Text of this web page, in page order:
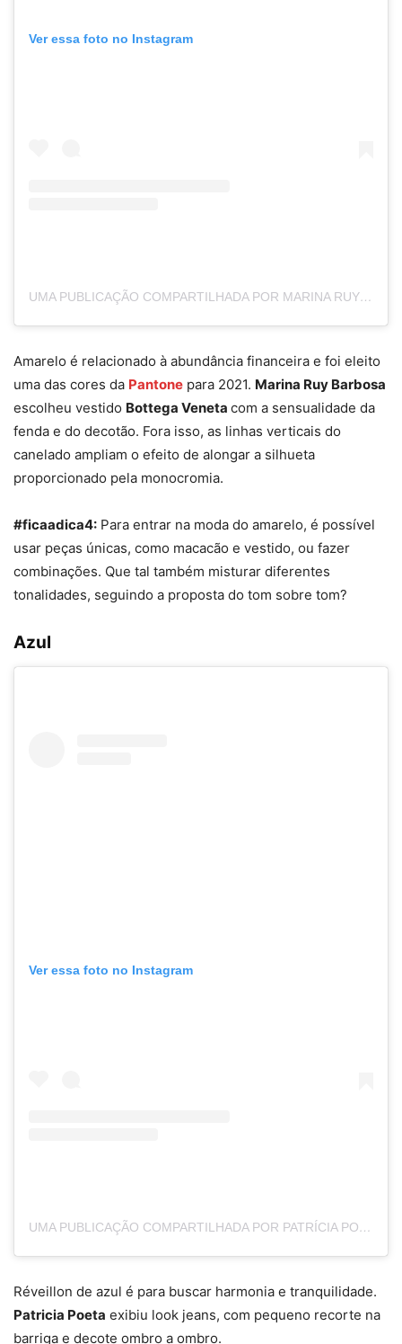
Ver essa foto no Instagram
UMA PUBLICAÇÃO COMPARTILHADA POR MARINA RUY BARBOSA (@MARINARUYBARBOSA)
Amarelo é relacionado à abundância financeira e foi eleito
uma das cores da Pantone para 2021. Marina Ruy Barbosa
escolheu vestido Bottega Veneta com a sensualidade da
fenda e do decotão. Fora isso, as linhas verticais do
canelado ampliam o efeito de alongar a silhueta
proporcionado pela monocromia.
#ficaadica4: Para entrar na moda do amarelo, é possível
usar peças únicas, como macacão e vestido, ou fazer
combinações. Que tal também misturar diferentes
tonalidades, seguindo a proposta do tom sobre tom?
Azul
Ver essa foto no Instagram
UMA PUBLICAÇÃO COMPARTILHADA POR PATRÍCIA POETA (@PATRICIAPOETA)
Réveillon de azul é para buscar harmonia e tranquilidade.
Patricia Poeta exibiu look jeans, com pequeno recorte na
barriga e decote ombro a ombro.